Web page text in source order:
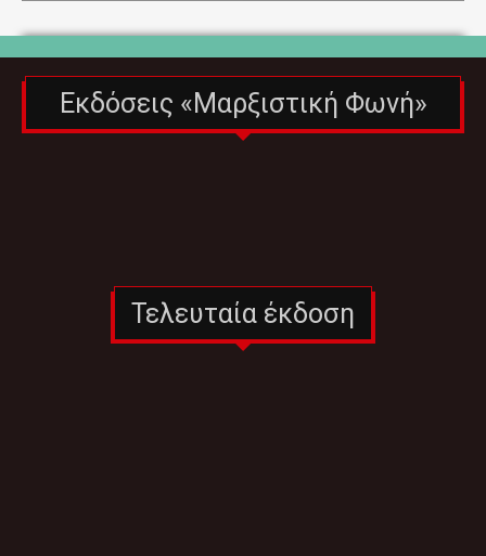
Εκδόσεις «Μαρξιστική Φωνή»
Τελευταία έκδοση